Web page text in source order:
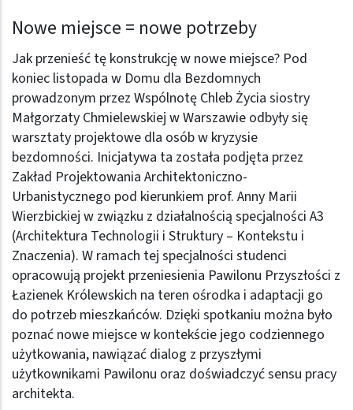
Nowe miejsce = nowe potrzeby
Jak przenieść tę konstrukcję w nowe miejsce? Pod
koniec listopada w Domu dla Bezdomnych
prowadzonym przez Wspólnotę Chleb Życia siostry
Małgorzaty Chmielewskiej w Warszawie odbyły się
warsztaty projektowe dla osób w kryzysie
bezdomności. Inicjatywa ta została podjęta przez
Zakład Projektowania Architektoniczno-
Urbanistycznego pod kierunkiem prof. Anny Marii
Wierzbickiej w związku z działalnością specjalności A3
(Architektura Technologii i Struktury – Kontekstu i
Znaczenia). W ramach tej specjalności studenci
opracowują projekt przeniesienia Pawilonu Przyszłości z
Łazienek Królewskich na teren ośrodka i adaptacji go
do potrzeb mieszkańców. Dzięki spotkaniu można było
poznać nowe miejsce w kontekście jego codziennego
użytkowania, nawiązać dialog z przyszłymi
użytkownikami Pawilonu oraz doświadczyć sensu pracy
architekta.